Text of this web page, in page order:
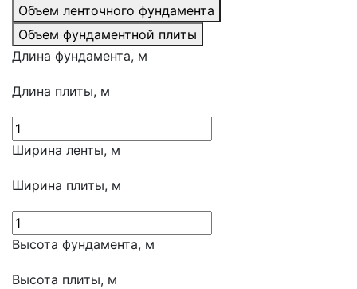
Объем ленточного фундамента
Объем фундаментной плиты
Длина фундамента, м
Длина плиты, м
Ширина ленты, м
Ширина плиты, м
Высота фундамента, м
Высота плиты, м